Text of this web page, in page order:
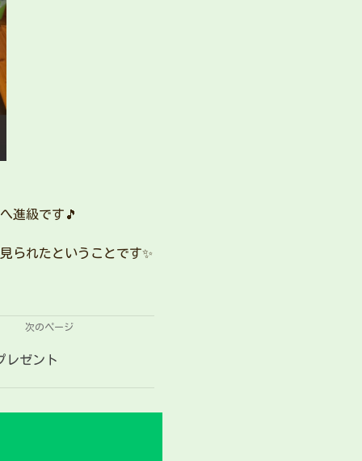
進級です🎵
られたということです✨
次のページ
レゼント